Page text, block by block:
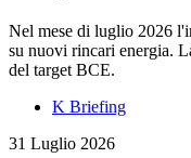
Nel mese di luglio 2026
su nuovi rincari energia.
del target BCE.
K Briefing
31 Luglio 2026